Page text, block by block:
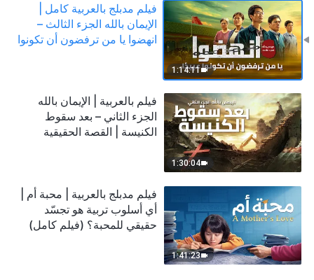
1:14:11
فيلم مدبلج بالعربية كامل |
الإيمان بالله الجزء الثالث –
انهضوا يا من ترفضون أن تكونوا
1:30:04
فيلم بالعربية | الإيمان بالله
الجزء الثاني – بعد سقوط
الكنيسة | القصة الحقيقية
1:41:23
فيلم مدبلج بالعربية | محبة أم |
أي أسلوب تربية هو تجسّد
حقيقي للمحبة؟ (فيلم كامل)